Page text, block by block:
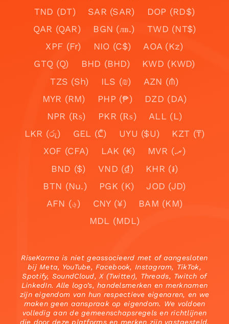
TND (DT)
SAR (SAR)
DOP (RD$)
QAR (QAR)
BGN (лв.)
TWD (NT$)
XPF (Fr)
NIO (C$)
AOA (Kz)
GTQ (Q)
BHD (BHD)
KWD (KWD)
TZS (Sh)
ILS (₪)
AZN (₼)
MYR (RM)
PHP (₱)
DZD (DA)
NPR (₨)
PKR (₨)
ALL (L)
LKR (රු)
GEL (₾) UYU ($U)
KZT (₸)
XOF (CFA)
LAK (₭)
MVR (.ރ)
BND ($)
VND (₫)
KHR (៛)
BTN (Nu.)
PGK (K)
JOD (JD)
AFN (؋)
CNY (¥)
BAM (KM)
MDL (MDL)
RiseKarma is niet geassocieerd met of aangesloten
bij Meta, YouTube, Facebook, Instagram, TikTok,
Spotify, SoundCloud, X (Twitter), Threads, Twitch of
LinkedIn. Alle logo’s, handelsmerken en merknamen
zijn eigendom van hun respectieve eigenaren, en we
maken geen aanspraak op eigendom. We voldoen
volledig aan de gemeenschapsregels en richtlijnen
die door deze platforms en merken zijn vastgesteld.